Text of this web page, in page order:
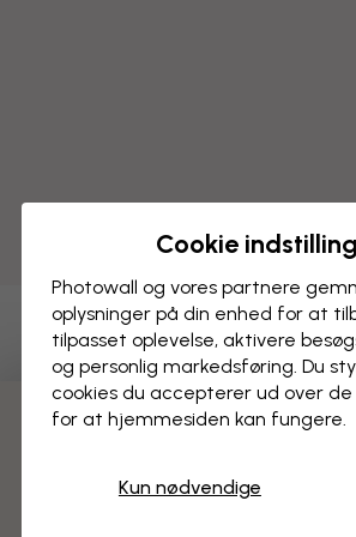
Hepburn - Sort
BILLEDE PÅ LÆRRED
Cookie
Photowall og vores partnere
oplysninger på din enhed for at
tilpasset oplevelse, aktivere
og personlig markedsføring. Du
cookies du accepterer ud over
for at hjemmesiden kan fungere.
Kun nødvendige